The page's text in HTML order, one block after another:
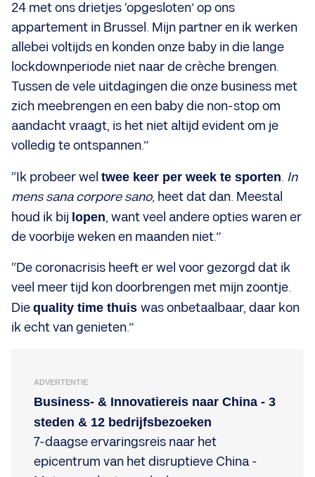
24 met ons drietjes ‘opgesloten’ op ons
appartement in Brussel. Mijn partner en ik werken
allebei voltijds en konden onze baby in die lange
lockdownperiode niet naar de crèche brengen.
Tussen de vele uitdagingen die onze business met
zich meebrengen en een baby die non-stop om
aandacht vraagt, is het niet altijd evident om je
volledig te ontspannen.”
“Ik probeer wel twee keer per week te sporten. In
mens sana corpore sano, heet dat dan. Meestal
houd ik bij lopen, want veel andere opties waren er
de voorbije weken en maanden niet.”
“De coronacrisis heeft er wel voor gezorgd dat ik
veel meer tijd kon doorbrengen met mijn zoontje.
Die quality time thuis was onbetaalbaar, daar kon
ik echt van genieten.”
ADVERTENTIE
Business- & Innovatiereis naar China - 3
steden & 12 bedrijfsbezoeken
7-daagse ervaringsreis naar het
epicentrum van het disruptieve China -